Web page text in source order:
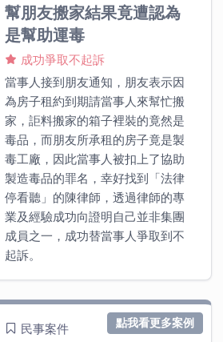
幫朋友搬家結果竟遭認為
是幫助運毒
成功爭取不起訴
當事人接到朋友通知，朋友表示因
為房子租約到期請當事人來幫忙搬
家，詎料搬家的箱子裡裝的竟然是
毒品，而朋友所承租的房子竟是製
毒工廠，因此當事人被扣上了協助
製造毒品的罪名，幸好找到「法律
停看聽」的陳律師，透過律師的專
業及經驗成功向證明自己並非集團
成員之一，成功替當事人爭取到不
起訴。
民事案件 點我看更多案例